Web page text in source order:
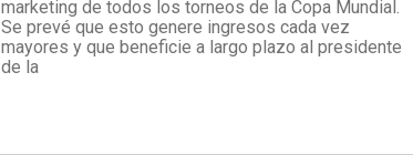
marketing de todos los torneos de la Copa Mundial.
Se prevé que esto genere ingresos cada vez
mayores y que beneficie a largo plazo al presidente
de la